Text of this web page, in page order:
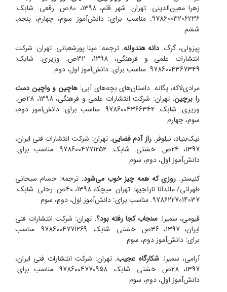
زهرا معین‌الدینی. تهران: شهر قلم، 1398، 80ص. رقعی. شابک:
9786003206236. مناسب برای: دانش‌آموز سوم، چهارم، پنجم،
ششم
پیزولی، گرگ.دانه هندوانه.ترجمه: مینا پورشعبانی. تهران: شرکت
انتشارات علمی و فرهنگی، 1398، 32ص. وزیری. شابک:
9786004367349. مناسب برای: دانش‌آموز اول، دوم
مرادی‌لاکه، یگانه. داستان‌های بچه‌های آبی:هاچین و واچین دمت
را برچین.
تهران: شرکت انتشارات علمی و فرهنگی، 1398، 28ص.
وزیری. شابک: 9786004366342. مناسب برای: دانش‌آموز دوم،
سوم، چهارم
نیک‌بنیاد، نیلوفر.راز آدم فضایی. تهران: شرکت انتشارات فنی ایران،
1397، 24ص. خشتی. شابک: 9786004771252. مناسب برای:
دانش‌آموز اول، دوم، سوم
کنیستر. روزی که همه چیز خوب می‌شود. ترجمه: حسام سبحانی
طهرانی/ ماندانا نارنجیها. تهران: میچکا، 1398، 40ص. رحلی. شابک:
9786227014037. مناسب برای: دانش‌آموز اول، دوم، سوم
قیومی، سمیرا. سنجاب کجا رفته بود؟. تهران: شرکت انتشارات فنی
ایران، 1397، 36ص. خشتی. شابک: 9786004771269. مناسب
برای: دانش‌آموز دوم، سوم
آرامی، سمیرا.شکارگاه عجیب. تهران: شرکت انتشارات فنی ایران،
1397، 28ص. خشتی. شابک: 9786004770958. مناسب برای:
دانش‌آموز اول، دوم، سوم